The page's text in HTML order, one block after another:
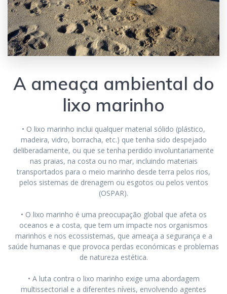
A ameaça ambiental do
lixo marinho
• O lixo marinho inclui qualquer material sólido (plástico,
madeira, vidro, borracha, etc.) que tenha sido despejado
deliberadamente, ou que se tenha perdido involuntariamente
nas praias, na costa ou no mar, incluindo materiais
transportados para o meio marinho desde terra pelos rios,
pelos sistemas de drenagem ou esgotos ou pelos ventos
(OSPAR).
• O lixo marinho é uma preocupação global que afeta os
oceanos e a costa, que tem um impacte nos organismos
marinhos e nos ecossistemas, que ameaça a segurança e a
saúde humanas e que provoca perdas económicas e problemas
de natureza estética.
• A luta contra o lixo marinho exige uma abordagem
multissectorial e a diferentes níveis, envolvendo agentes